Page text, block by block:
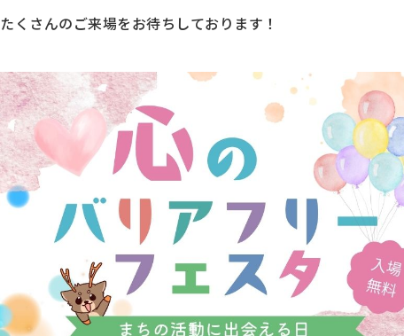
たくさんのご来場をお待ちしております！